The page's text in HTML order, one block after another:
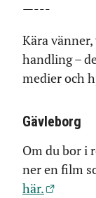
—---
Kära
handling –
medier och
Gävleborg
Om du bor i
ner en film
här.